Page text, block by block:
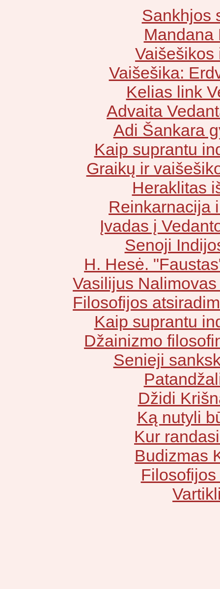
Sankhjos
Mandana
Vaišešikos
Vaišešika:
Kelias link
Advaita
Adi Šankara
Kaip suprantu
Graikų ir
Heraklitas
Reinkarnacija
Įvadas į
Senoji
H. Hesė.
Vasilijus
Filosofijos
Kaip suprantu
Džainizmo
Senieji
Džidi
Ką nutyli
Kur
Budizmas